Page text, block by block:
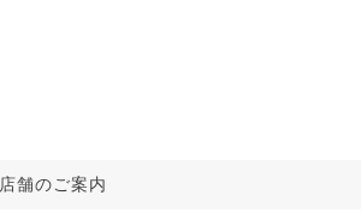
店舗のご案内